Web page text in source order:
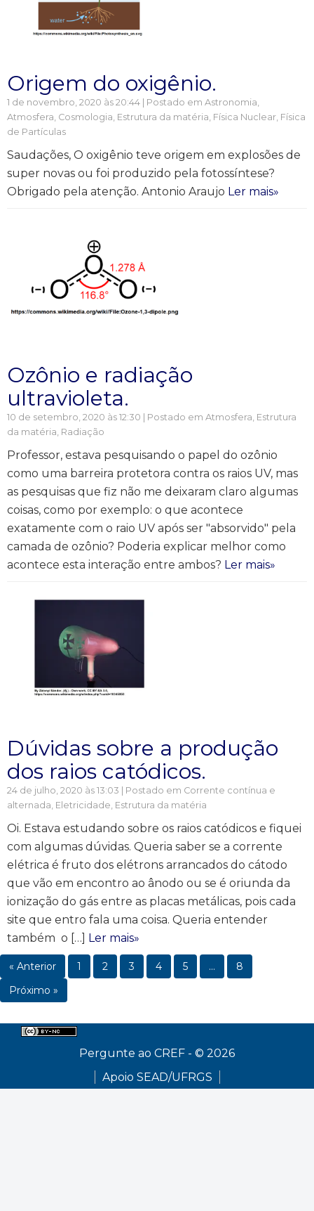
Origem do oxigênio.
1 de novembro, 2020 às 20:44 | Postado em Astronomia,
Atmosfera, Cosmologia, Estrutura da matéria, Física Nuclear, Física
de Partículas
Saudações, O oxigênio teve origem em explosões de
super novas ou foi produzido pela fotossíntese?
Obrigado pela atenção. Antonio Araujo Ler mais»
Ozônio e radiação
ultravioleta.
10 de setembro, 2020 às 12:30 | Postado em Atmosfera, Estrutura
da matéria, Radiação
Professor, estava pesquisando o papel do ozônio
como uma barreira protetora contra os raios UV, mas
as pesquisas que fiz não me deixaram claro algumas
coisas, como por exemplo: o que acontece
exatamente com o raio UV após ser "absorvido" pela
camada de ozônio? Poderia explicar melhor como
acontece esta interação entre ambos? Ler mais»
Dúvidas sobre a produção
dos raios catódicos.
24 de julho, 2020 às 13:03 | Postado em Corrente contínua e
alternada, Eletricidade, Estrutura da matéria
Oi. Estava estudando sobre os raios catódicos e fiquei
com algumas dúvidas. Queria saber se a corrente
elétrica é fruto dos elétrons arrancados do cátodo
que vão em encontro ao ânodo ou se é oriunda da
ionização do gás entre as placas metálicas, pois cada
site que entro fala uma coisa. Queria entender
também o […] Ler mais»
« Anterior 1 2 3 4 5 …
8
Próximo »
Pergunte ao CREF - © 2026
Apoio SEAD/UFRGS